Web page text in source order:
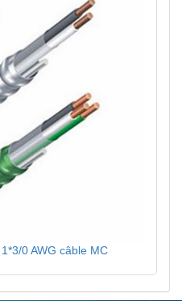
0 AWG câble MC